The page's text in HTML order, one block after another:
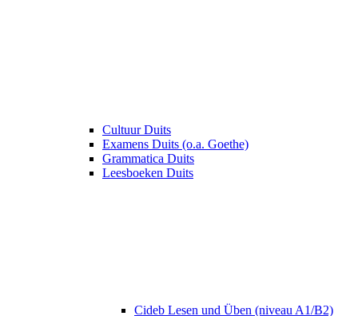
Cultuur Duits
Examens Duits (o.a. Goethe)
Grammatica Duits
Leesboeken Duits
Cideb Lesen und Üben (niveau A1/B2)